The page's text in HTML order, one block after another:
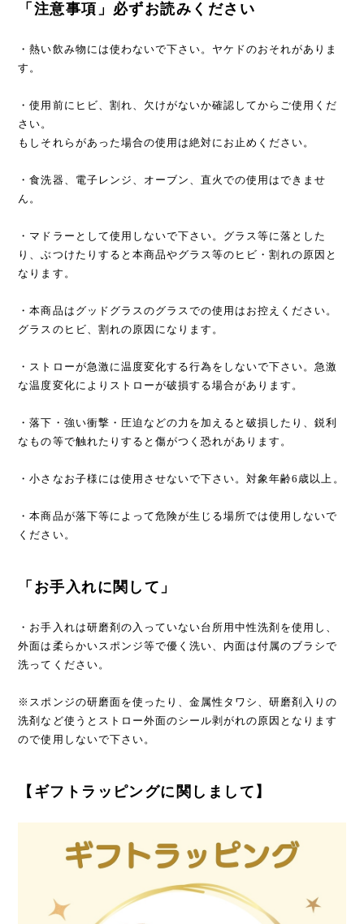
「注意事項」必ずお読みください
・熱い飲み物には使わないで下さい。ヤケドのおそれがありま
す。
・使用前にヒビ、割れ、欠けがないか確認してからご使用くだ
さい。
もしそれらがあった場合の使用は絶対にお止めください。
・食洗器、電子レンジ、オーブン、直火での使用はできませ
ん。
・マドラーとして使用しないで下さい。グラス等に落とした
り、ぶつけたりすると本商品やグラス等のヒビ・割れの原因と
なります。
・本商品はグッドグラスのグラスでの使用はお控えください。
グラスのヒビ、割れの原因になります。
・ストローが急激に温度変化する行為をしないで下さい。急激
な温度変化によりストローが破損する場合があります。
・落下・強い衝撃・圧迫などの力を加えると破損したり、鋭利
なもの等で触れたりすると傷がつく恐れがあります。
・小さなお子様には使用させないで下さい。対象年齢6歳以上。
・本商品が落下等によって危険が生じる場所では使用しないで
ください。
「お手入れに関して」
・お手入れは研磨剤の入っていない台所用中性洗剤を使用し、
外面は柔らかいスポンジ等で優く洗い、内面は付属のブラシで
洗ってください。
※スポンジの研磨面を使ったり、金属性タワシ、研磨剤入りの
洗剤など使うとストロー外面のシール剥がれの原因となります
ので使用しないで下さい。
【ギフトラッピングに関しまして】